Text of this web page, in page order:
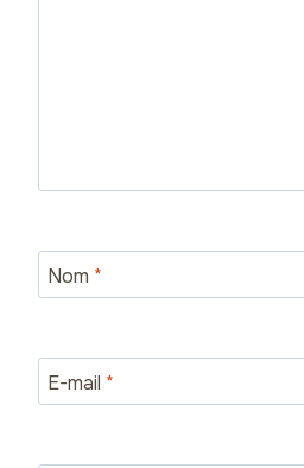
Nom *
E-mail *